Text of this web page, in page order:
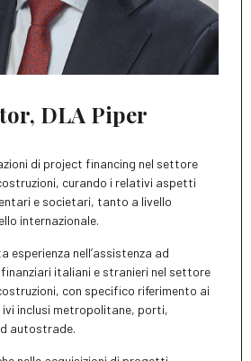
DLA Piper
di project financing nel settore
curando i relativi aspetti
e societari, tanto a livello
internazionale.
esperienza nell’assistenza ad
italiani e stranieri nel settore
con specifico riferimento ai
ivi inclusi metropolitane, porti,
autostrade.